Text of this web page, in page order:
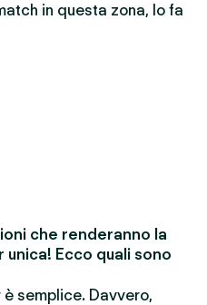
in questa zona, lo fa
che renderanno la
unica! Ecco quali sono
è semplice. Davvero,